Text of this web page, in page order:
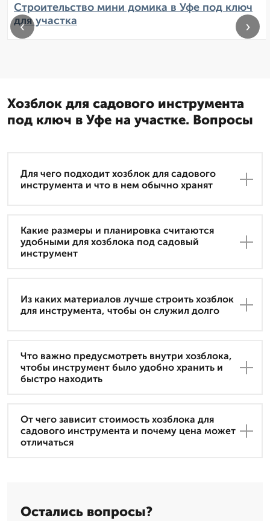
Строительство мини домика в Уфе под ключ
для участка
‹ ›
Хозблок для садового инструмента
под ключ в Уфе на участке. Вопросы
Для чего подходит хозблок для садового
инструмента и что в нем обычно хранят
Какие размеры и планировка считаются
удобными для хозблока под садовый
инструмент
Из каких материалов лучше строить хозблок
для инструмента, чтобы он служил долго
Что важно предусмотреть внутри хозблока,
чтобы инструмент было удобно хранить и
быстро находить
От чего зависит стоимость хозблока для
садового инструмента и почему цена может
отличаться
Остались вопросы?